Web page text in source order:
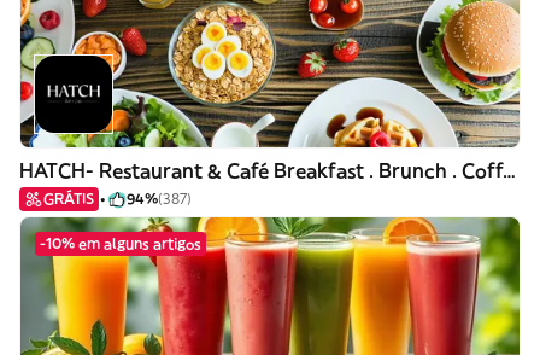
HATCH- Restaurant & Café Breakfast . Brunch . Coffee
GRÁTIS 94%(387)
-10% em alguns artigos